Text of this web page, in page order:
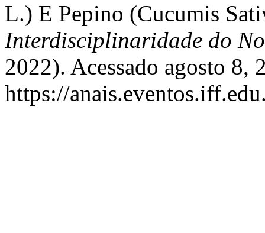
L.) E Pepino (Cucumis
Interdisciplinaridade do
2022). Acessado agosto 8,
https://